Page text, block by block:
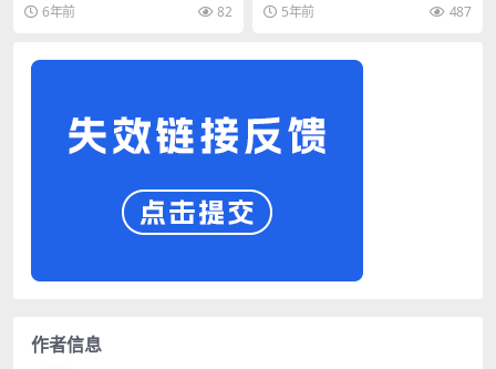
6年前 82 5年前 487
作者信息